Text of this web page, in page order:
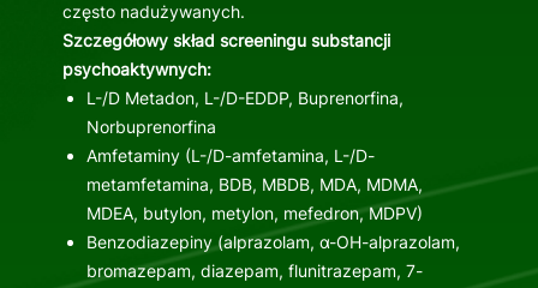
często nadużywanych.
Szczegółowy skład screeningu substancji
psychoaktywnych:
L-/D Metadon, L-/D-EDDP, Buprenorfina,
Norbuprenorfina
Amfetaminy (L-/D-amfetamina, L-/D-
metamfetamina, BDB, MBDB, MDA, MDMA,
MDEA, butylon, metylon, mefedron, MDPV)
Benzodiazepiny (alprazolam, α-OH-alprazolam,
bromazepam, diazepam, flunitrazepam, 7-